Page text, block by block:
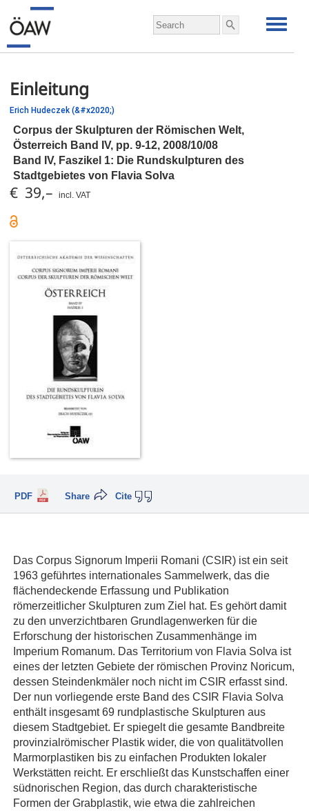
Einleitung
Erich Hudeczek (&#x2020;)
Corpus der Skulpturen der Römischen Welt,
Österreich Band IV, pp. 9-12, 2008/10/08
Band IV, Faszikel 1: Die Rundskulpturen des
Stadtgebietes von Flavia Solva
€ 39,– incl. VAT
PDF Cite
Share
Das Corpus Signorum Imperii Romani (CSIR) ist ein seit
1963 geführtes internationales Sammelwerk, das die
flächendeckende Erfassung und Publikation
römerzeitlicher Skulpturen zum Ziel hat. Es gehört damit
zu den unverzichtbaren Grundlagenwerken für die
Erforschung der historischen Zusammenhänge im
Imperium Romanum. Das Territorium von Flavia Solva ist
eines der letzten Gebiete der römischen Provinz Noricum,
dessen Steindenkmäler noch nicht im CSIR erfasst sind.
Der nun vorliegende erste Band des CSIR Flavia Solva
enthält insgesamt 69 rundplastische Skulpturen aus
diesem Stadtgebiet. Er spiegelt die gesamte Bandbreite
provinzialrömischer Plastik wider, die von qualitätvollen
Marmorplastiken bis zu einfachen Produkten lokaler
Werkstätten reicht. Er erschließt das Kunstschaffen einer
südnorischen Region, das durch charakteristische
Formen der Grabplastik, wie etwa die zahlreichen